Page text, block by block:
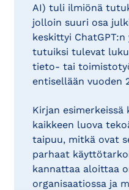
AI) tuli ilmiönä
jolloin suuri osa
keskittyi
tutuiksi tulevat
tieto- tai
entisellään vuoden
Kirjan esimerkeissä
kaikkeen luova
taipuu, mitkä ovat
parhaat
kannattaa aloittaa
organisaatiossa ja